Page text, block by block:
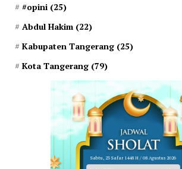
#opini (25)
Abdul Hakim (22)
Kabupaten Tangerang (25)
Kota Tangerang (79)
Sabtu, 23 Safar 1448 H / 08 Agustus 2026